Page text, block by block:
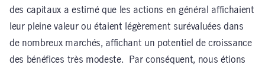
des capitaux a estimé que les actions en général affichaient
leur pleine valeur ou étaient légèrement surévaluées dans
de nombreux marchés, affichant un potentiel de croissance
des bénéfices très modeste. Par conséquent, nous étions